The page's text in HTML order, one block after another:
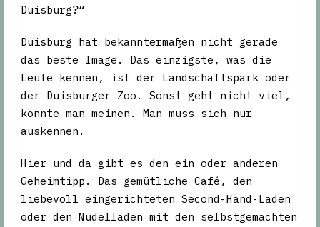
Duisburg?“
Duisburg hat bekanntermaßen nicht gerade
das beste Image. Das einzigste, was die
Leute kennen, ist der Landschaftspark oder
der Duisburger Zoo. Sonst geht nicht viel,
könnte man meinen. Man muss sich nur
auskennen.
Hier und da gibt es den ein oder anderen
Geheimtipp. Das gemütliche Café, den
liebevoll eingerichteten Second-Hand-Laden
oder den Nudelladen mit den selbstgemachten